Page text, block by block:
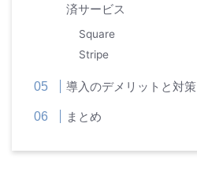
済サービス
Square
Stripe
導入のデメリットと対策
まとめ